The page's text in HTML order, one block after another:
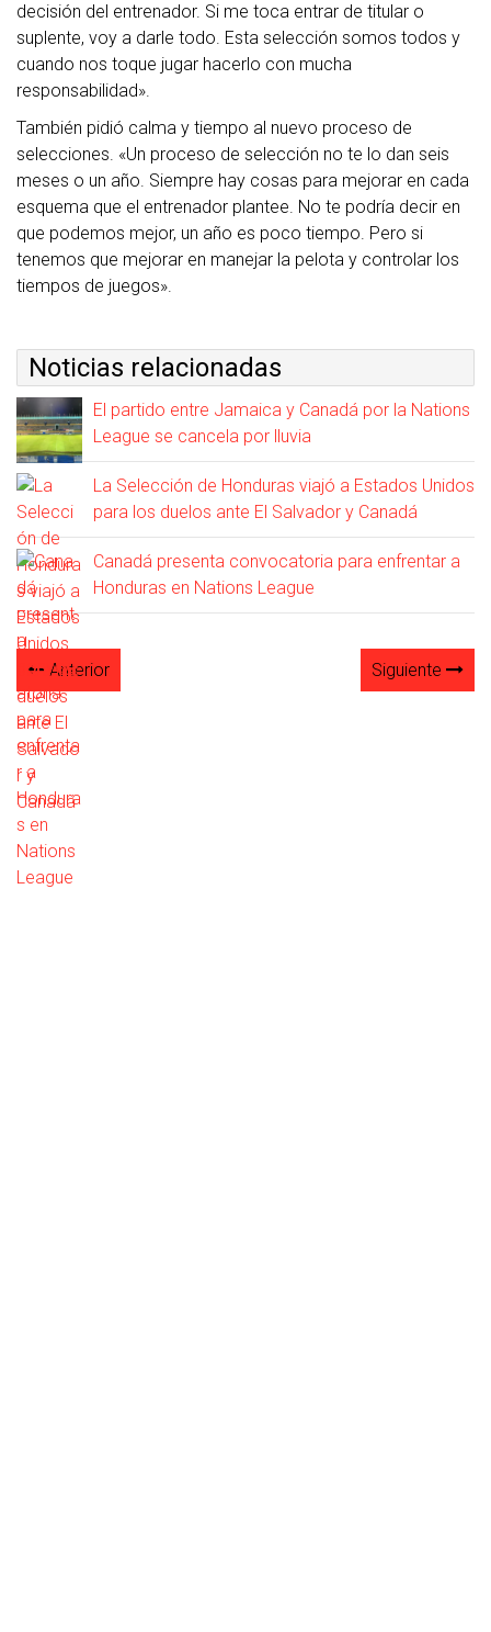
decisión del entrenador. Si me toca entrar de titular o
suplente, voy a darle todo. Esta selección somos todos y
cuando nos toque jugar hacerlo con mucha
responsabilidad».
También pidió calma y tiempo al nuevo proceso de
selecciones. «Un proceso de selección no te lo dan seis
meses o un año. Siempre hay cosas para mejorar en cada
esquema que el entrenador plantee. No te podría decir en
que podemos mejor, un año es poco tiempo. Pero si
tenemos que mejorar en manejar la pelota y controlar los
tiempos de juegos».
Noticias relacionadas
El partido entre Jamaica y Canadá por la Nations
League se cancela por lluvia
La Selección de Honduras viajó a Estados Unidos
para los duelos ante El Salvador y Canadá
Canadá presenta convocatoria para enfrentar a
Honduras en Nations League
Anterior Siguiente